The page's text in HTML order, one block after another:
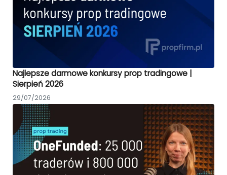
Najlepsze darmowe konkursy prop tradingowe |
Sierpień 2026
29/07/2026